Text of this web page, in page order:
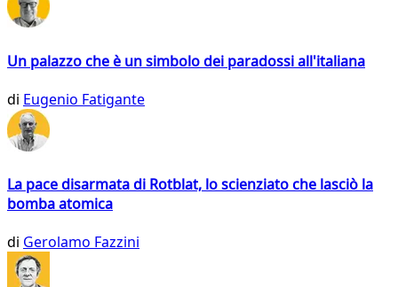
Un palazzo che è un simbolo dei paradossi all'italiana
di Eugenio Fatigante
La pace disarmata di Rotblat, lo scienziato che lasciò la
bomba atomica
di Gerolamo Fazzini